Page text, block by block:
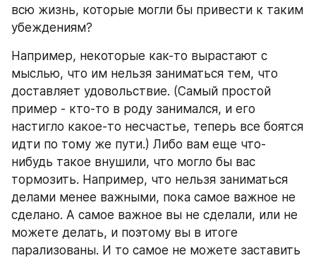
всю жизнь, которые могли бы привести к таким
убеждениям?
Например, некоторые как-то вырастают с
мыслью, что им нельзя заниматься тем, что
доставляет удовольствие. (Самый простой
пример - кто-то в роду занимался, и его
настигло какое-то несчастье, теперь все боятся
идти по тому же пути.) Либо вам еще что-
нибудь такое внушили, что могло бы вас
тормозить. Например, что нельзя заниматься
делами менее важными, пока самое важное не
сделано. А самое важное вы не сделали, или не
можете делать, и поэтому вы в итоге
парализованы. И то самое не можете заставить